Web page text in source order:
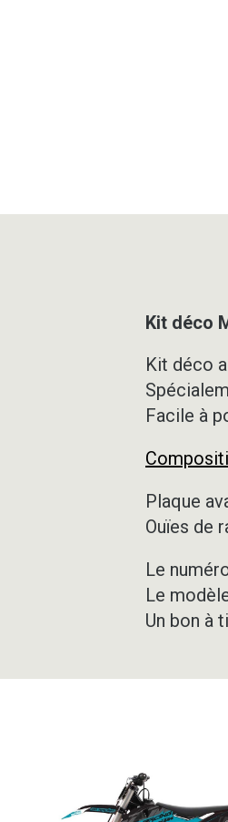
Kit déco
Kit déco
Facile à
Plaque
Ouïes de
Le
Le
Un bon à